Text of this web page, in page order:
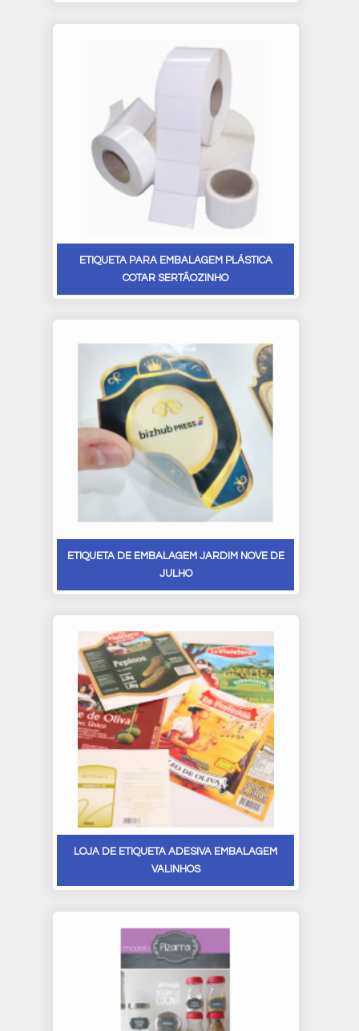
ETIQUETA PARA EMBALAGEM PLÁSTICA
COTAR SERTÃOZINHO
ETIQUETA DE EMBALAGEM JARDIM NOVE DE
JULHO
LOJA DE ETIQUETA ADESIVA EMBALAGEM
VALINHOS